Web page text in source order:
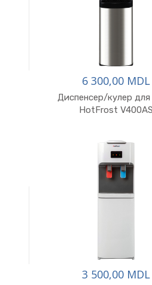
6 300,00 MDL
Диспенсер/кулер
HotFrost V400AS
В корзину
3 500,00 MDL